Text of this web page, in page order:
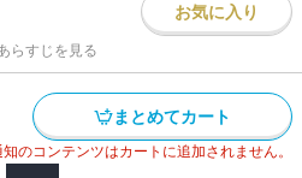
お気に入り
らすじを見る
まとめてカート
のコンテンツはカートに追加されません。